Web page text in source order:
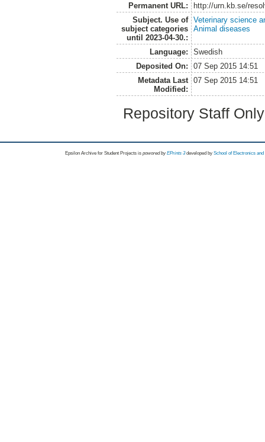
Permanent URL:
http://urn.kb.se/
Subject. Use of
subject categories
until 2023-04-30.:
Veterinary science
Animal diseases
Language:
Swedish
Deposited On:
07 Sep 2015 14:51
Metadata Last
Modified:
07 Sep 2015 14:51
Repository Staff
Epsilon Archive for Student Projects is powored byEPrints 3 developed by School of Electronics